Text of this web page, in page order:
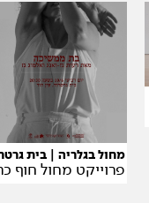
מחול בגלריה | בית
פרוייקט מחול חוף